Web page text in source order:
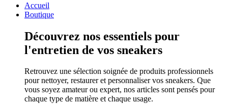
Accueil
Boutique
Découvrez nos essentiels pour
l'entretien de vos sneakers
Retrouvez une sélection soignée de produits professionnels
pour nettoyer, restaurer et personnaliser vos sneakers. Que
vous soyez amateur ou expert, nos articles sont pensés pour
chaque type de matière et chaque usage.